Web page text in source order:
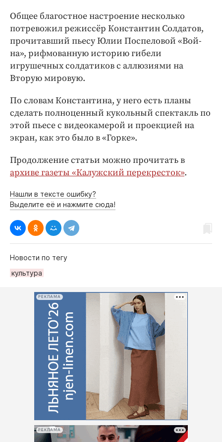
Общее благостное настроение несколько
потревожил режиссёр Константин Солдатов,
прочитавший пьесу Юлии Поспеловой «Вой­
на», ​рифмованную историю гибели
игрушечных солдатиков с аллюзиями на
Вторую мировую.
По словам Константина, у него есть планы
сделать полноценный кукольный спектакль по
этой пьесе с видеокамерой и проекцией на
экран, как это было в «Горке».
Продолжение статьи можно прочитать в
архиве газеты «Калужский перекресток».
Нашли в тексте ошибку?
Выделите её и нажмите сюда!
Новости по тегу
культура
РЕКЛАМА
РЕКЛАМА